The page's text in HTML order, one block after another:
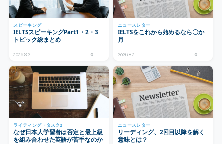
スピーキング
IELTSスピーキングPart1・2・3
トピック総まとめ
2026.8.2 0
ニュースレター
IELTSをこれから始めるなら〇か
月
2026.8.2 0
ライティング・タスク2
なぜ日本人学習者は否定と最上級
を組み合わせた英語が苦手なのか
ニュースレター
リーディング、2回目以降を解く
意味とは？